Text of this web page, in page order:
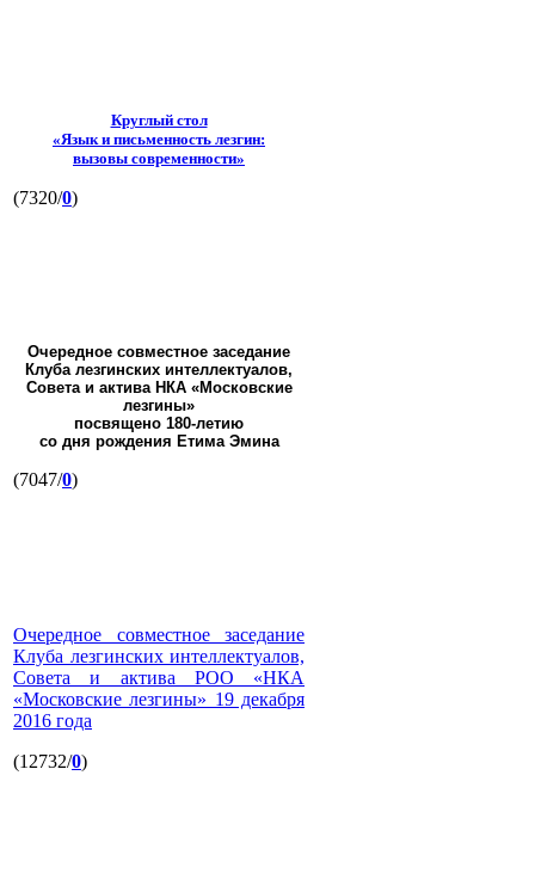
Круглый стол
«Язык и письменность лезгин:
вызовы современности»
(7320/0)
Очередное совместное заседание
Клуба лезгинских интеллектуалов,
Совета и актива НКА «Московские
лезгины»
посвящено 180-летию
со дня рождения Етима Эмина
(7047/0)
Очередное совместное заседание
Клуба лезгинских интеллектуалов,
Совета и актива РОО «НКА
«Московские лезгины» 19 декабря
2016 года
(12732/0)